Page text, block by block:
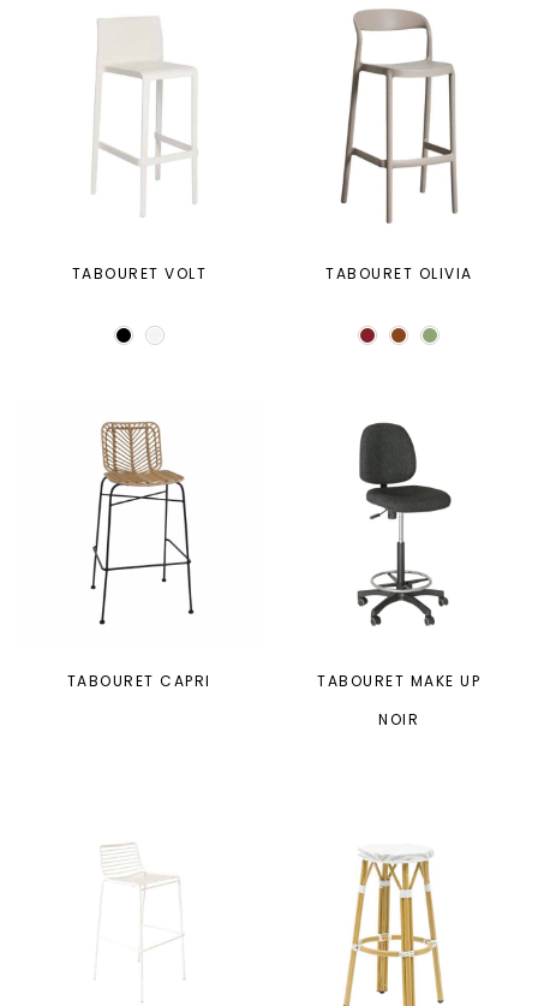
TABOURET VOLT TABOURET OLIVIA
TABOURET CAPRI
TABOURET MAKE UP
NOIR